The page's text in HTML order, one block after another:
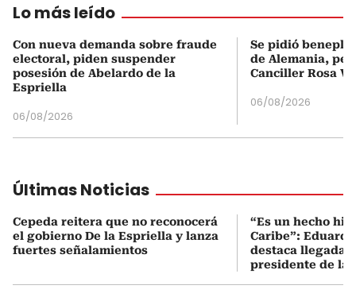
Lo más leído
Con nueva demanda sobre fraude
electoral, piden suspender
posesión de Abelardo de la
Espriella
06/08/2026
Se pidió
de Alemania,
Canciller Rosa
06/08/2026
Últimas Noticias
Cepeda reitera que no reconocerá
el gobierno De la Espriella y lanza
fuertes señalamientos
“Es un hecho
Caribe”:
destaca llegada
presidente de la